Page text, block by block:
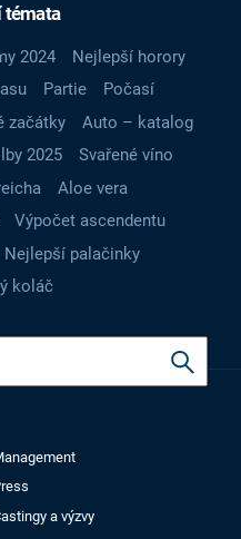
témata
2024
Nejlepší horory
Partie
Počasí
začátky
Auto – katalog
2025
Svařené víno
Aloe vera
Výpočet ascendentu
Nejlepší palačinky
koláč
a výzvy